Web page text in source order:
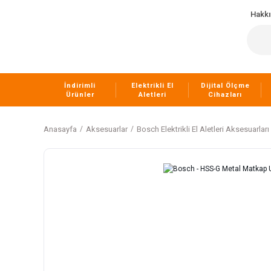
İndirimli
Ürünler
Elektrikli El
Aletleri
Dijital Ölçme
Cihazları
Anasayfa Aksesuarlar Bosch Elektrikli El Aletleri Aksesuarları